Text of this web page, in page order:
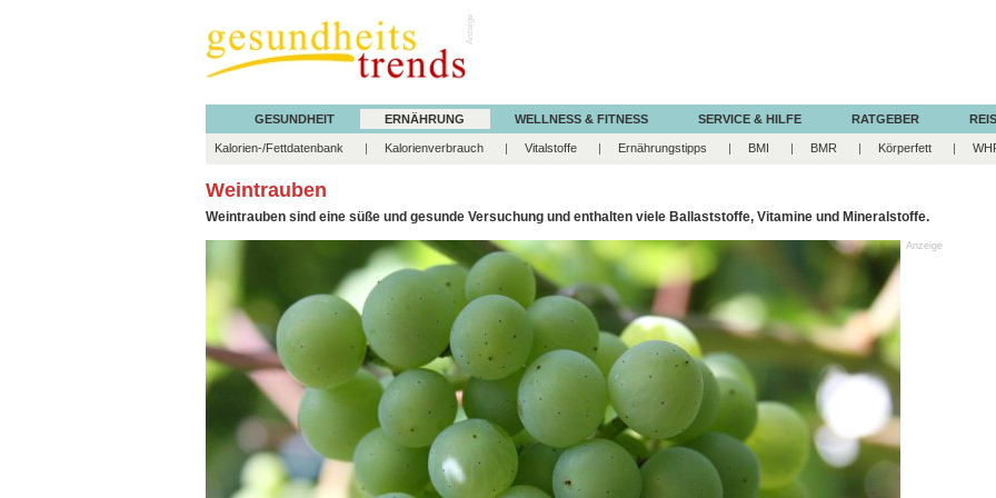
Anzeige
GESUNDHEIT ERNÄHRUNG WELLNESS & FITNESS SERVICE & HILFE RATGEBER
Kalorien-/Fettdatenbank Kalorienverbrauch Vitalstoffe Ernährungstipps BMI BMR Körperfett
Weintrauben
Weintrauben sind eine süße und gesunde Versuchung und enthalten viele Ballaststoffe, Vitamine und Mineralstoffe.
Anzeige